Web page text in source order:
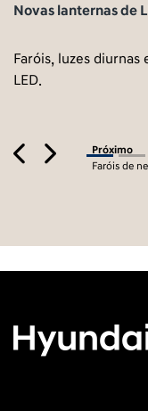
Novas lanternas de
Faróis, luzes
LED.
PreviousNext